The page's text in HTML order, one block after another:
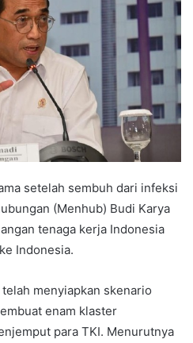
setelah sembuh dari infeksi
(Menhub) Budi Karya
tenaga kerja Indonesia
Indonesia.
menyiapkan skenario
enam klaster
para TKI. Menurutnya